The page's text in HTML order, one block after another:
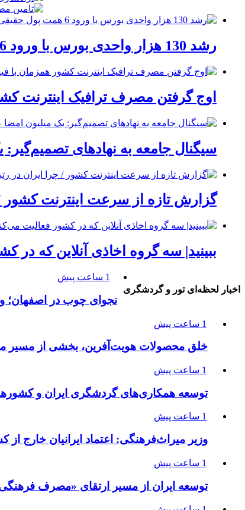
رشد 130 هزار واحدی بورس با ورود 6 همت پول حقیقی/ صف خرید 700 نماد
اوج گرفتن مصرف ترافیک اینترنت
سیگنال جامعه به نهادهای
گزارش تازه از سرعت اینترنت کشور /
ببینید| سه گروه اخاذی آنلاین که در
اخبار لحظه‌ای تور و گردشگری
1 ساعت پیش
نجوای چوب در اصفهان؛
1 ساعت پیش
خلق محصولات هویت‌آفرین، بخشی از مسیر
1 ساعت پیش
توسعه همکاری‌های گردشگری ایران و
1 ساعت پیش
وزیر میراث‌فرهنگی: اعتماد ایرانیان خارج از
1 ساعت پیش
توسعه ایران از مسیر ارتقای «مصرف